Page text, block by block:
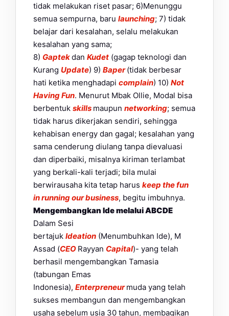
tidak melakukan riset pasar; 6)Menunggu
semua sempurna, baru launching; 7) tidak
belajar dari kesalahan, selalu melakukan
kesalahan yang sama;
8) Gaptekdan Kudet (gagap teknologi dan
Kurang Update) 9) Baper(tidak berbesar
hati ketika menghadapi complain) 10) Not
Having Fun. Menurut Mbak Ollie, Modal bisa
berbentuk skills maupun networking; semua
tidak harus dikerjakan sendiri, sehingga
kehabisan energy dan gagal; kesalahan yang
sama cenderung diulang tanpa dievaluasi
dan diperbaiki, misalnya kiriman terlambat
yang berkali-kali terjadi; bila mulai
berwirausaha kita tetap harus keep the fun
in running our business, begitu imbuhnya.
Mengembangkan Ide melalui ABCDE
Dalam Sesi
bertajuk Ideation (Menumbuhkan Ide), M
Assad (CEO Rayyan Capital)- yang telah
berhasil mengembangkan Tamasia
(tabungan Emas
Indonesia), Enterpreneurmuda yang telah
sukses membangun dan mengembangkan
usaha sebelum usia 30 tahun, membagikan